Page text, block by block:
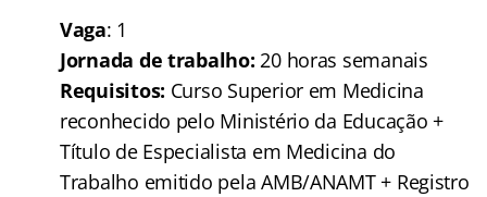
Vaga: 1
Jornada de trabalho: 20 horas semanais
Requisitos: Curso Superior em Medicina
reconhecido pelo Ministério da Educação +
Título de Especialista em Medicina do
Trabalho emitido pela AMB/ANAMT + Registro